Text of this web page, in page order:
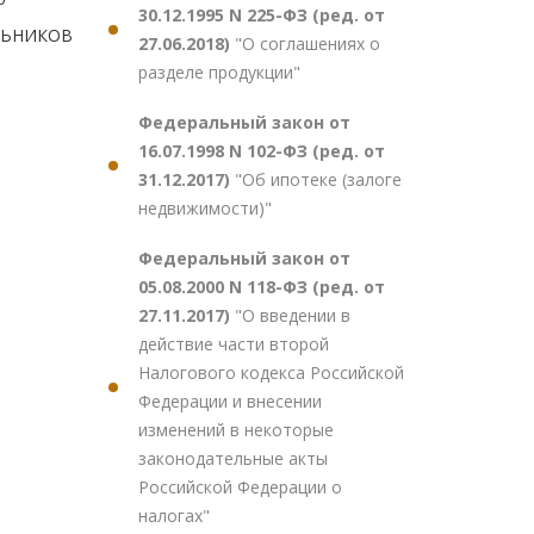
30.12.1995 N 225-ФЗ (ред. от
27.06.2018) "О соглашениях о
разделе продукции"
Федеральный закон от
16.07.1998 N 102-ФЗ (ред. от
31.12.2017) "Об ипотеке (залоге
недвижимости)"
Федеральный закон от
05.08.2000 N 118-ФЗ (ред. от
27.11.2017) "О введении в
действие части второй
Налогового кодекса Российской
Федерации и внесении
изменений в некоторые
законодательные акты
Российской Федерации о
налогах"